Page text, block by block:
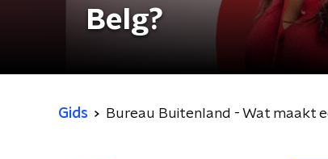
Belg?
Gids Bureau Buitenland - Wat maakt